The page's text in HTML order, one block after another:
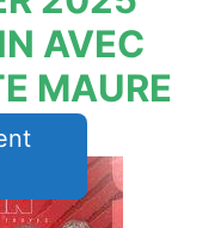
AVEC
MAURE